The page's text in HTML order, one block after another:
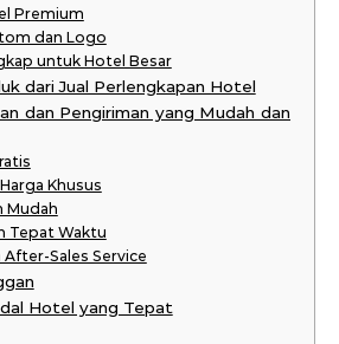
Premium
dan Logo
untuk Hotel Besar
dari Jual Perlengkapan Hotel
dan Pengiriman yang Mudah dan
Khusus
Mudah
Tepat Waktu
After-Sales Service
Hotel yang Tepat